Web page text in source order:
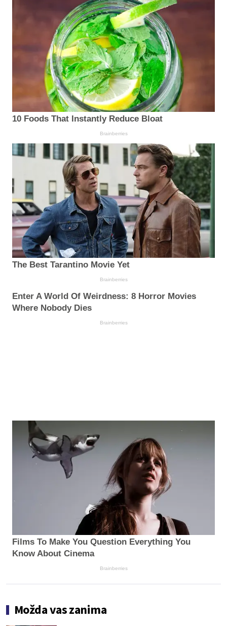
10 Foods That Instantly Reduce Bloat
Brainberries
The Best Tarantino Movie Yet
Brainberries
Enter A World Of Weirdness: 8 Horror Movies
Where Nobody Dies
Brainberries
Films To Make You Question Everything You
Know About Cinema
Brainberries
Možda vas zanima